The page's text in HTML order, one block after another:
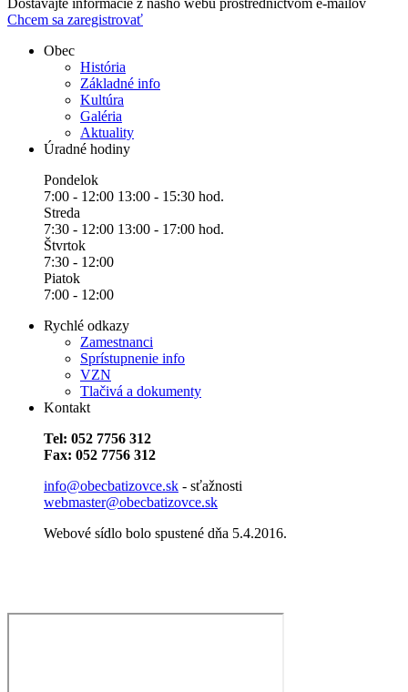
Chcem sa zaregistrovať
Obec
História
Základné info
Kultúra
Galéria
Aktuality
Úradné hodiny
Pondelok
7:00 - 12:00 13:00 - 15:30 hod.
Streda
7:30 - 12:00 13:00 - 17:00 hod.
Štvrtok
7:30 - 12:00
Piatok
7:00 - 12:00
Rychlé odkazy
Zamestnanci
Sprístupnenie info
VZN
Tlačivá a dokumenty
Kontakt
Tel: 052 7756 312
Fax: 052 7756 312
info@obecbatizovce.sk - sťažnosti
webmaster@obecbatizovce.sk
Webové sídlo bolo spustené dňa 5.4.2016.​​​